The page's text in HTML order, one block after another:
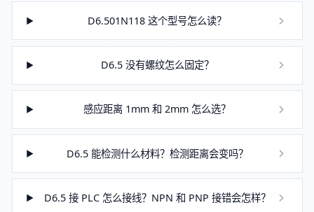
D6.501N118 这个型号怎么读？
D6.5 没有螺纹怎么固定？
感应距离 1mm 和 2mm 怎么选？
D6.5 能检测什么材料？检测距离会变吗？
D6.5 接 PLC 怎么接线？NPN 和 PNP 接错会怎样？